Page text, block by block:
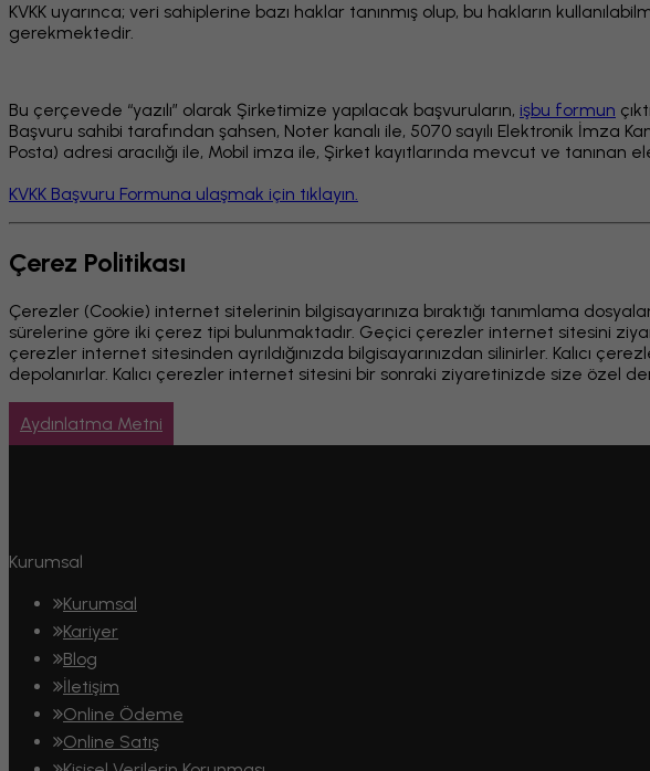
KVKK uyarınca; veri sahiplerine bazı haklar tanınmış olup, bu hakların
gerekmektedir.
Bu çerçevede “yazılı” olarak Şirketimize yapılacak başvuruların, işbu formun
Başvuru sahibi tarafından şahsen, Noter kanalı ile, 5070 sayılı Elektronik İmza
Posta) adresi aracılığı ile, Mobil imza ile, Şirket kayıtlarında mevcut ve tanınan
KVKK Başvuru Formuna ulaşmak için tıklayın.
Çerez Politikası
Çerezler (Cookie) internet sitelerinin bilgisayarınıza bıraktığı tanımlama
sürelerine göre iki çerez tipi bulunmaktadır. Geçici çerezler internet sitesini
çerezler internet sitesinden ayrıldığınızda bilgisayarınızdan silinirler. Kalıcı
depolanırlar. Kalıcı çerezler internet sitesini bir sonraki ziyaretinizde size özel
Aydınlatma Metni
Kurumsal
Kurumsal
Kariyer
Blog
İletişim
Online Ödeme
Online Satış